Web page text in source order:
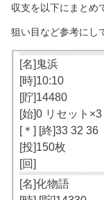
収支を以下にまとめ
狙い目など参考にし
[名]鬼浜
[時]10:10
[貯]14480
[始]0 リセット×3
[＊] [終]33 32 36
[投]150枚
[回]
[名]化物語